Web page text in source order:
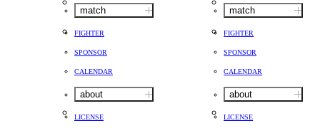
match
FIGHTER
SPONSOR
CALENDAR
about
LICENSE
match
FIGHTER
SPONSOR
CALENDAR
about
LICENSE